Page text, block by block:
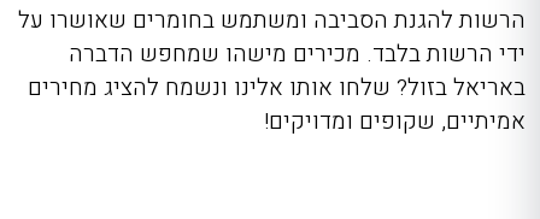
הרשות להגנת הסביבה ומשתמש בחומרים שאושרו על
ידי הרשות בלבד. מכירים מישהו שמחפש הדברה
באריאל בזול? שלחו אותו אלינו ונשמח להציג מחירים
אמיתיים, שקופים ומדויקים!